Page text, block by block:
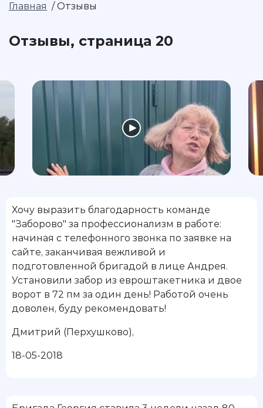
Главная / Отзывы
Отзывы, страница 20
Хочу выразить благодарность команде
"Заборово" за профессионализм в работе:
начиная с телефонного звонка по заявке на
сайте, заканчивая вежливой и
подготовленной бригадой в лице Андрея.
Установили забор из евроштакетника и двое
ворот в 72 пм за один день! Работой очень
доволен, буду рекомендовать!
Дмитрий (Перхушково),
18-05-2018